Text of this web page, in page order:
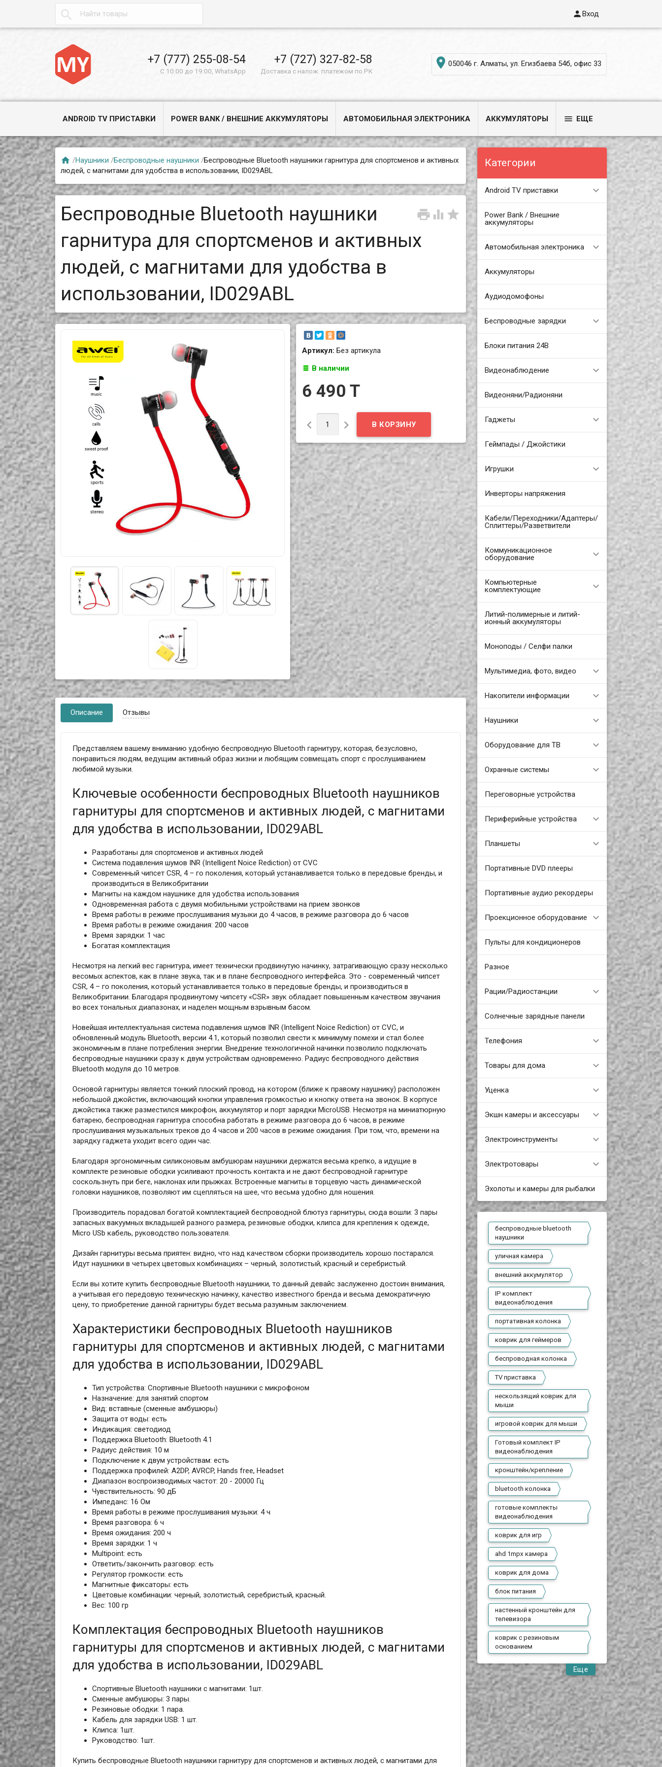
 Вход
+7 (777) 255-08-54
С 10:00 до 19:00, WhatsApp
+7 (727) 327-82-58
Доставка с налож. платежом по РК
 050046 г. Алматы, ул. Егизбаева 54б, офис 33
ANDROID TV ПРИСТАВКИ POWER BANK / ВНЕШНИЕ АККУМУЛЯТОРЫ АВТОМОБИЛЬНАЯ ЭЛЕКТРОНИКА АККУМУЛЯТОРЫ  ЕЩЕ
Категории
Android TV приставки
Power Bank / Внешние
аккумуляторы
Автомобильная электроника
Аккумуляторы
Аудиодомофоны
Беспроводные зарядки
Блоки питания 24В
Видеонаблюдение
Видеоняни/Радионяни
Гаджеты
Геймпады / Джойстики
Игрушки
Инверторы напряжения
Кабели/Переходники/Адаптеры/
Сплиттеры/Разветвители
Коммуникационное
оборудование
Компьютерные
комплектующие
Литий-полимерные и литий-
ионный аккумуляторы
Моноподы / Селфи палки
Мультимедиа, фото, видео
Накопители информации
Наушники
Оборудование для ТВ
Охранные системы
Переговорные устройства
Периферийные устройства
Планшеты
Портативные DVD плееры
Портативные аудио рекордеры
Проекционное оборудование
Пульты для кондиционеров
Разное
Рации/Радиостанции
Солнечные зарядные панели
Телефония
Товары для дома
Уценка
Экшн камеры и аксессуары
Электроинструменты
Электротовары
Эхолоты и камеры для рыбалки
беспроводные bluetooth
наушники
уличная камера
внешний аккумулятор
IP комплект
видеонаблюдения
портативная колонка
коврик для геймеров
беспроводная колонка
TV приставка
нескользящий коврик для
мыши
игровой коврик для мыши
Готовый комплект IP
видеонаблюдения
кронштейн/крепление
bluetooth колонка
готовые комплекты
видеонаблюдения
коврик для игр
ahd 1mpx камера
коврик для дома
блок питания
настенный кронштейн для
телевизора
коврик с резиновым
основанием
Еще
 /Наушники /Беспроводные наушники /Беспроводные Bluetooth наушники гарнитура для спортсменов и активных
людей, с магнитами для удобства в использовании, ID029ABL
  
Беспроводные Bluetooth наушники
гарнитура для спортсменов и активных
людей, с магнитами для удобства в
использовании, ID029ABL
Артикул: Без артикула
В наличии
6 490 T
 
Описание Отзывы
Представляем вашему вниманию удобную беспроводную Bluetooth гарнитуру, которая, безусловно,
понравиться людям, ведущим активный образ жизни и любящим совмещать спорт с прослушиванием
любимой музыки.
Ключевые особенности беспроводных Bluetooth наушников
гарнитуры для спортсменов и активных людей, с магнитами
для удобства в использовании, ID029ABL
Разработаны для спортсменов и активных людей
Система подавления шумов INR (Intelligent Noice Rediction) от CVC
Современный чипсет CSR, 4 – го поколения, который устанавливается только в передовые бренды, и
производиться в Великобритании
Магниты на каждом наушнике для удобства использования
Одновременная работа с двумя мобильными устройствами на прием звонков
Время работы в режиме прослушивания музыки до 4 часов, в режиме разговора до 6 часов
Время работы в режиме ожидания: 200 часов
Время зарядки: 1 час
Богатая комплектация
Несмотря на легкий вес гарнитура, имеет технически продвинутую начинку, затрагивающую сразу несколько
весомых аспектов, как в плане звука, так и в плане беспроводного интерфейса. Это - современный чипсет
CSR, 4 – го поколения, который устанавливается только в передовые бренды, и производиться в
Великобритании. Благодаря продвинутому чипсету «CSR» звук обладает повышенным качеством звучания
во всех тональных диапазонах, и наделен мощным взрывным басом.
Новейшая интеллектуальная система подавления шумов INR (Intelligent Noice Rediction) от CVC, и
обновленный модуль Bluetooth, версии 4.1, который позволил свести к минимуму помехи и стал более
экономичным в плане потребления энергии. Внедрение технологичной начинки позволило подключать
беспроводные наушники сразу к двум устройствам одновременно. Радиус беспроводного действия
Bluetooth модуля до 10 метров.
Основой гарнитуры является тонкий плоский провод, на котором (ближе к правому наушнику) расположен
небольшой джойстик, включающий кнопки управления громкостью и кнопку ответа на звонок. В корпусе
джойстика также разместился микрофон, аккумулятор и порт зарядки MicroUSB. Несмотря на миниатюрную
батарею, беспроводная гарнитура способна работать в режиме разговора до 6 часов, в режиме
прослушивания музыкальных треков до 4 часов и 200 часов в режиме ожидания. При том, что, времени на
зарядку гаджета уходит всего один час.
Благодаря эргономичным силиконовым амбушюрам наушники держатся весьма крепко, а идущие в
комплекте резиновые ободки усиливают прочность контакта и не дают беспроводной гарнитуре
соскользнуть при беге, наклонах или прыжках. Встроенные магниты в торцевую часть динамической
головки наушников, позволяют им сцепляться на шее, что весьма удобно для ношения.
Производитель порадовал богатой комплектацией беспроводной блютуз гарнитуры, сюда вошли: 3 пары
запасных вакуумных вкладышей разного размера, резиновые ободки, клипса для крепления к одежде,
Micro USb кабель, руководство пользователя.
Дизайн гарнитуры весьма приятен: видно, что над качеством сборки производитель хорошо постарался.
Идут наушники в четырех цветовых комбинациях – черный, золотистый, красный и серебристый.
Если вы хотите купить беспроводные Bluetooth наушники, то данный девайс заслуженно достоин внимания,
а учитывая его передовую техническую начинку, качество известного бренда и весьма демократичную
цену, то приобретение данной гарнитуры будет весьма разумным заключением.
Характеристики беспроводных Bluetooth наушников
гарнитуры для спортсменов и активных людей, с магнитами
для удобства в использовании, ID029ABL
Тип устройства: Спортивные Bluetooth наушники с микрофоном
Назначение: для занятий спортом
Вид: вставные (сменные амбушюры)
Защита от воды: есть
Индикация: светодиод
Поддержка Bluetooth: Bluetooth 4.1
Радиус действия: 10 м
Подключение к двум устройствам: есть
Поддержка профилей: A2DP, AVRCP, Hands free, Headset
Диапазон воспроизводимых частот: 20 - 20000 Гц
Чувствительность: 90 дБ
Импеданс: 16 Ом
Время работы в режиме прослушивания музыки: 4 ч
Время разговора: 6 ч
Время ожидания: 200 ч
Время зарядки: 1 ч
Multipoint: есть
Ответить/закончить разговор: есть
Регулятор громкости: есть
Магнитные фиксаторы: есть
Цветовые комбинации: черный, золотистый, серебристый, красный.
Вес: 100 гр
Комплектация беспроводных Bluetooth наушников
гарнитуры для спортсменов и активных людей, с магнитами
для удобства в использовании, ID029ABL
Спортивные Bluetooth наушники с магнитами: 1шт.
Сменные амбушюры: 3 пары.
Резиновые ободки: 1 пара.
Кабель для зарядки USB: 1 шт.
Клипса: 1шт.
Руководство: 1шт.
Купить беспроводные Bluetooth наушники гарнитуру для спортсменов и активных людей, с магнитами для